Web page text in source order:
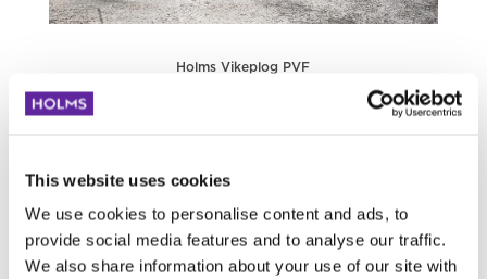
This website uses cookies
We use cookies to personalise content and ads, to
provide social media features and to analyse our traffic.
We also share information about your use of our site with
Holms Vikeplog PVF
Produktpresentasjon